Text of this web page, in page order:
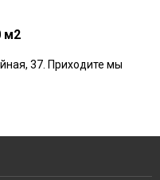
м2
37. Приходите мы